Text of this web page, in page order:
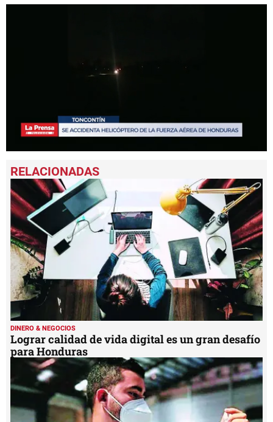
seconds
of
minute,
40
seconds
DINERO & NEGOCIOS
Lograr calidad de vida digital es un gran desafío
para Honduras